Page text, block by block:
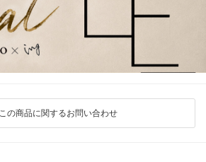
この商品に関するお問い合わせ